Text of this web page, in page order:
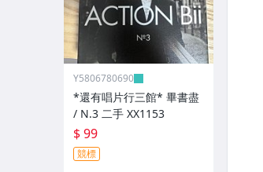
Y5806780690
*還有唱片行三館* 畢書盡
/ N.3 二手 XX1153
$ 99
競標